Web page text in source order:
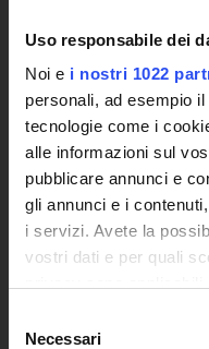
Uso responsabile dei
Noi e i nostri 1022
personali, ad esempio
tecnologie come i
alle informazioni sul
pubblicare annunci e
gli annunci e i
i servizi. Avete la
vostri dati e per quali
modificare o revocare il
delNecessari
Siti Istituzionali
Accesso alla
Posta
Corsi